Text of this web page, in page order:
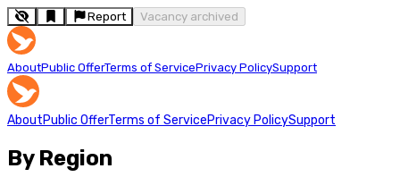
Report Vacancy archived
AboutPublic OfferTerms of ServicePrivacy PolicySupport
AboutPublic OfferTerms of ServicePrivacy PolicySupport
By Region